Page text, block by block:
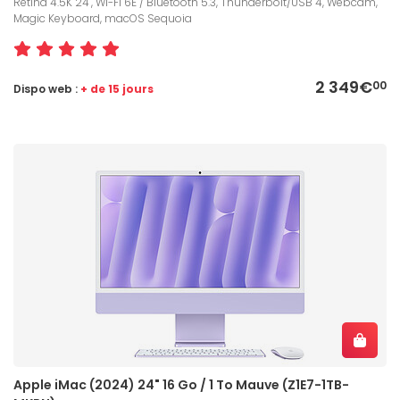
Magic Keyboard, macOS Sequoia
2 349€00
Dispo web : + de 15 jours
Apple iMac (2024) 24" 16 Go / 1 To Mauve (Z1E7-1TB-